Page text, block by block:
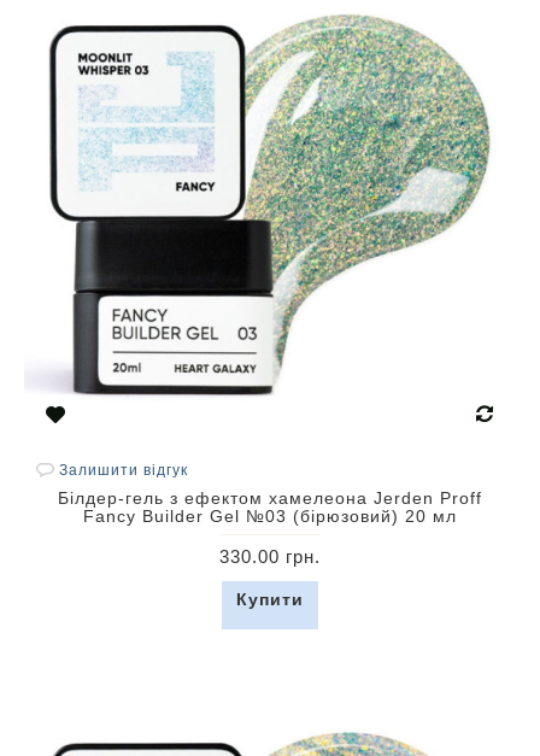
Залишити відгук
Білдер-гель з ефектом хамелеона Jerden Proff
Fancy Builder Gel №03 (бірюзовий) 20 мл
330.00 грн.
Купити